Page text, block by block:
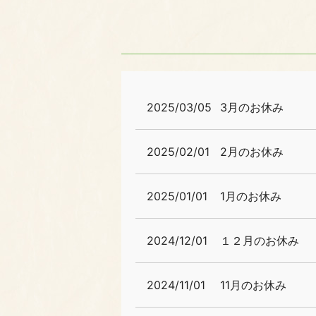
2025/03/05 3月のお休み
2025/02/01 2月のお休み
2025/01/01 1月のお休み
2024/12/01 １２月のお休み
2024/11/01 11月のお休み